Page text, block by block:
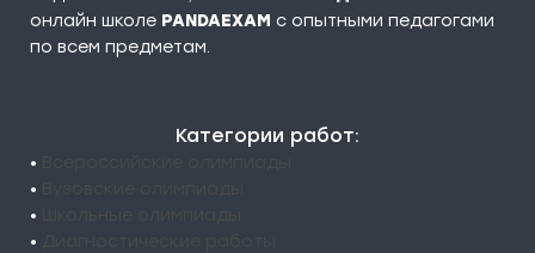
онлайн школе PANDAEXAM c опытными педагогами
по всем предметам.
Категории работ:
•
•
•
•